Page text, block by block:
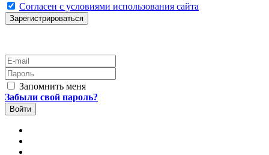
Согласен с условиями использования сайта
E-mail
Пароль
Запомнить меня
Забыли свой пароль?